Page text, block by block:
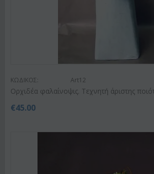
ΚΩΔΙΚΟΣ: Art12
Ορχιδέα φαλαίνοψις. Τεχνητή άριστης
€45.00